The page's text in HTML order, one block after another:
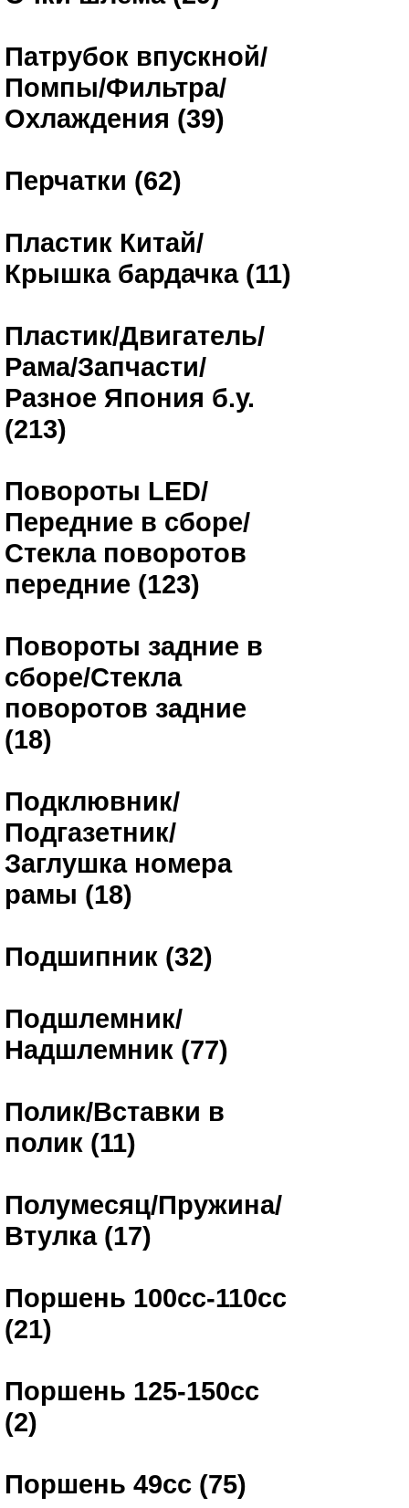
Патрубок впускной/
Помпы/Фильтра/
Охлаждения (39)
Перчатки (62)
Пластик Китай/
Крышка бардачка (11)
Пластик/Двигатель/
Рама/Запчасти/
Разное Япония б.у.
(213)
Повороты LED/
Передние в сборе/
Стекла поворотов
передние (123)
Повороты задние в
сборе/Стекла
поворотов задние
(18)
Подклювник/
Подгазетник/
Заглушка номера
рамы (18)
Подшипник (32)
Подшлемник/
Надшлемник (77)
Полик/Вставки в
полик (11)
Полумесяц/Пружина/
Втулка (17)
Поршень 100сс-110сс
(21)
Поршень 125-150сс
(2)
Поршень 49сс (75)